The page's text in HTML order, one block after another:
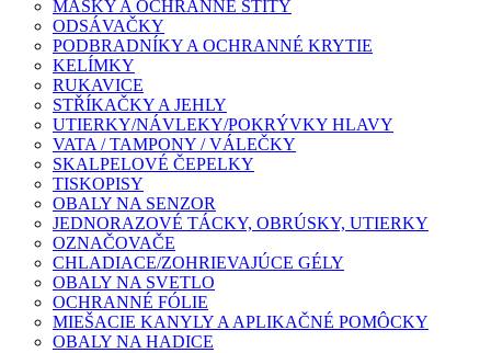
MASKY A OCHRANNÉ ŠTÍTY
ODSÁVAČKY
PODBRADNÍKY A OCHRANNÉ KRYTIE
KELÍMKY
RUKAVICE
STŘÍKAČKY A JEHLY
UTIERKY/NÁVLEKY/POKRÝVKY HLAVY
VATA / TAMPONY / VÁLEČKY
SKALPELOVÉ ČEPELKY
TISKOPISY
OBALY NA SENZOR
JEDNORAZOVÉ TÁCKY, OBRÚSKY, UTIERKY
OZNAČOVAČE
CHLADIACE/ZOHRIEVAJÚCE GÉLY
OBALY NA SVETLO
OCHRANNÉ FÓLIE
MIEŠACIE KANYLY A APLIKAČNÉ POMÔCKY
OBALY NA HADICE